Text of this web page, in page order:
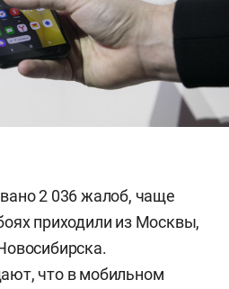
2 036 жалоб, чаще
приходили из Москвы,
что в мобильном